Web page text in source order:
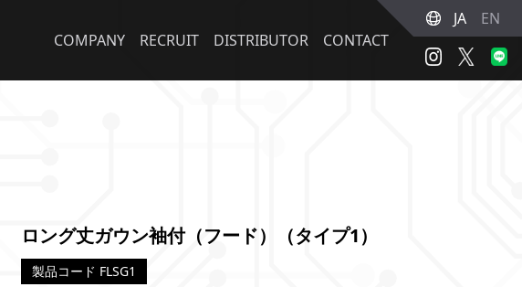
COMPANY RECRUIT DISTRIBUTOR CONTACT
JA EN
ロング丈ガウン袖付（フード）（タイプ1）
製品コード FLSG1